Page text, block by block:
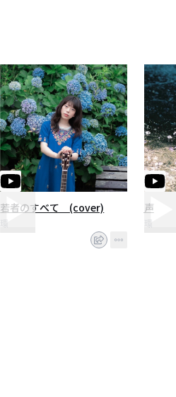
若者のすべて (cover)
環
声
環